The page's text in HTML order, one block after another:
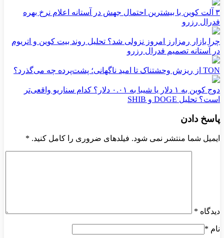
۳ آلت کوین با بیشترین احتمال جهش در آستانه اعلام نرخ بهره
فدرال رزرو
چرا بازار رمزارز امروز نزولی شد؟ تحلیل روند بیت کوین و اتریوم
در آستانه تصمیم فدرال رزرو
TON از ریزش وحشتناک تا امید ناگهانی؛ پشت‌پرده چه می‌گذرد؟
دوج کوین به ۱ دلار یا شیبا به ۰.۰۱ دلار؟ کدام سناریو واقعی‌تر
است؟ تحلیل DOGE و SHIB
پاسخ دادن
ایمیل شما منتشر نمی شود. فیلدهای ضروری را کامل کنید. *
دیدگاه *
نام *